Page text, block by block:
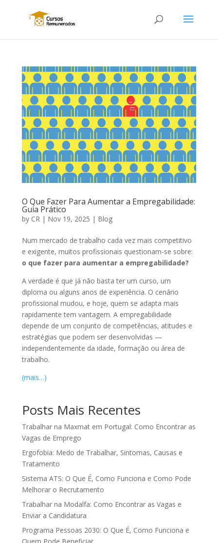
O Que Fazer Para Aumentar a Empregabilidade:
Guia Prático
by CR | Nov 19, 2025 | Blog
Num mercado de trabalho cada vez mais competitivo
e exigente, muitos profissionais questionam-se sobre:
o que fazer para aumentar a empregabilidade?
A verdade é que já não basta ter um curso, um
diploma ou alguns anos de experiência. O cenário
profissional mudou, e hoje, quem se adapta mais
rapidamente tem vantagem. A empregabilidade
depende de um conjunto de competências, atitudes e
estratégias que podem ser desenvolvidas —
independentemente da idade, formação ou área de
trabalho.
(mais…)
Posts Mais Recentes
Trabalhar na Maxmat em Portugal: Como Encontrar as
Vagas de Emprego
Ergofobia: Medo de Trabalhar, Sintomas, Causas e
Tratamento
Sistema ATS: O Que É, Como Funciona e Como Pode
Melhorar o Recrutamento
Trabalhar na Modalfa: Como Encontrar as Vagas e
Enviar a Candidatura
Programa Pessoas 2030: O Que É, Como Funciona e
Quem Pode Beneficiar